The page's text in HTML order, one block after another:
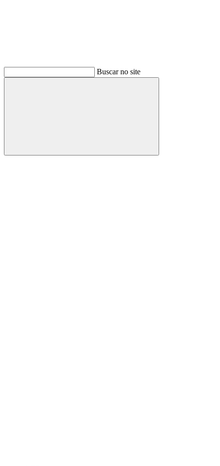
Buscar no site
Buscar